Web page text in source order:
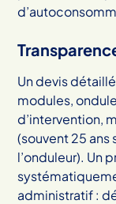
Un devis
modules,
d’intervention,
(souvent 25 ans
l’onduleur). Un
administratif :